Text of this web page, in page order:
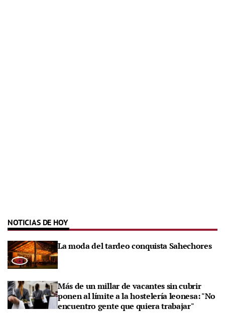
NOTICIAS DE HOY
La moda del tardeo conquista Sahechores
Más de un millar de vacantes sin cubrir
ponen al límite a la hostelería leonesa: "No
encuentro gente que quiera trabajar"